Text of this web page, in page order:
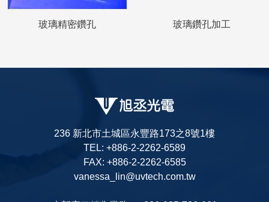
玻璃精密鑽孔 玻璃鑽孔加工
236 新北市土城區永豐路173之8號1樓
TEL: +886-2-2262-6589
FAX: +886-2-2262-6585
vanessa_lin@uvtech.com.tw